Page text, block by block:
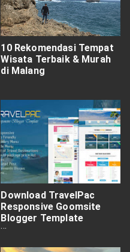
10 Rekomendasi Tempat
Wisata Terbaik & Murah
di Malang
Download TravelPac
Responsive Goomsite
Blogger Template
Premium Free